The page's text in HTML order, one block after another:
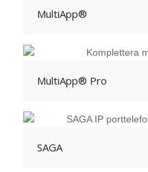
MultiApp®
MultiApp® Pro
SAGA